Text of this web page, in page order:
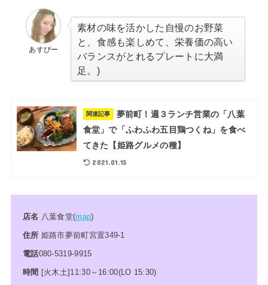
あすぴー
素材の味を活かした自慢のお野菜
と、食感も楽しめて、栄養価の高い
バランスがとれるプレートに大満
足。)
関連記事
夢前町！週３ランチ営業の「八葉
食堂」で「ふわふわ五目鶏つくね」を食べ
てきた【姫路グルメの種】
2021.01.15
店名 八葉食堂(map)
住所 姫路市夢前町宮置349-1
電話080-5319-9915
時間 [火木土]11:30～16:00(LO 15:30)